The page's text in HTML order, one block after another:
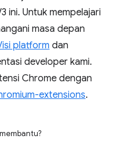
ini. Untuk mempelajari
masa depan
platform dan
developer kami.
Chrome dengan
extensions.